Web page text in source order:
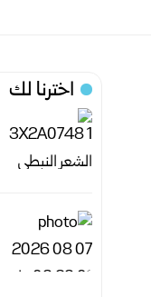
اخترنا لك